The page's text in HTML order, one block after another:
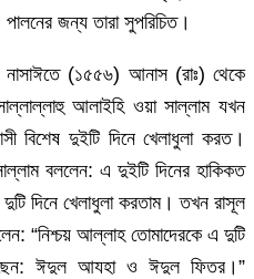
জন্য তারা সুপরিচিত।
(১৫৫৬) আনাস (রাঃ) থেকে
আলাইহি ওয়া সাল্লাম যখন
বিশেষ দুইটি দিনে খেলাধুলা করত।
বললেন: এ দুইটি দিনের হাকিকত
দিনে খেলাধুলা করতাম। তখন রাসূল
“নিশ্চয় আল্লাহ তোমাদেরকে এ দুটি
ঈদুল আযহা ও ঈদুল ফিতর।”